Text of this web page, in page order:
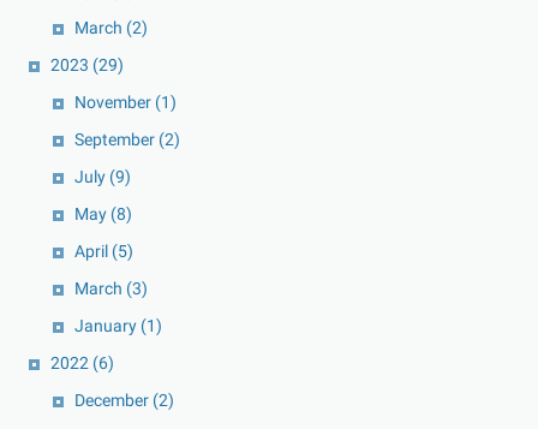
March (2)
2023 (29)
November (1)
September (2)
July (9)
May (8)
April (5)
March (3)
January (1)
2022 (6)
December (2)